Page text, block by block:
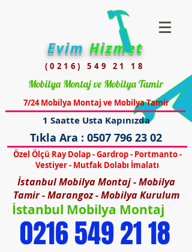
EvimHizmet
(0216) 549 21 18
Mobilya Montaj ve Mobilya Tamir
7/24 Mobilya Montaj ve Mobilya Tamir
1 Saatte Usta Kapınızda
Tıkla Ara : 0507 796 23 02
Özel Ölçü Ray Dolap - Gardrop - Portmanto -
Vestiyer - Mutfak Dolabı İmalatı
İstanbul Mobilya Montaj - Mobilya
Tamir - Marangoz - Mobilya Kurulum
İstanbul Mobilya Montaj
0216 549 21 18